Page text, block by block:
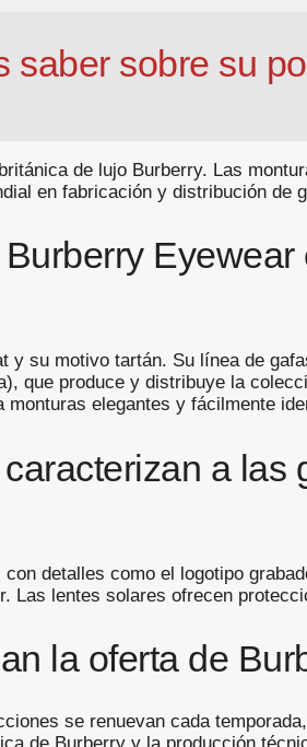
sobre su
de lujo Burberry. Las
en fabricación y distribución de
y su motivo tartán. Su línea de
que produce y distribuye la
elegantes y fácilmente
a las
detalles como el logotipo
Las lentes solares ofrecen
la oferta de
se renuevan cada